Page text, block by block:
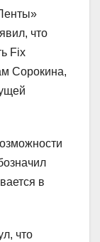
что
Fix
Сорокина,
в
что